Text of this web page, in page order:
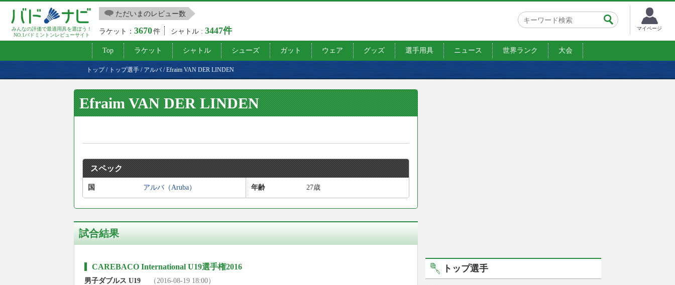
みんなの評価で最適用具を選ぼう！
NO.1バドミントンレビューサイト
ただいまのレビュー数
ラケット：3670件 シャトル :3447件 マイページ
Top ラケット シャトル シューズ ガット ウェア グッズ 選手用具 ニュース 世界ランク 大会
トップ/ トップ選手 / アルバ/Efraim VAN DER LINDEN
Efraim VAN DER LINDEN
スペック
国 アルバ（Aruba） 年齢 27歳
試合結果
CAREBACO International U19選手権2016
男子ダブルス U19 （2016-08-19 18:00）
トップ選手